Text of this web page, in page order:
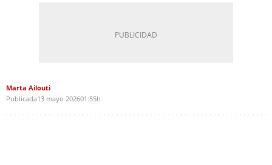
Marta Ailouti
Publicada13 mayo 202601:55h